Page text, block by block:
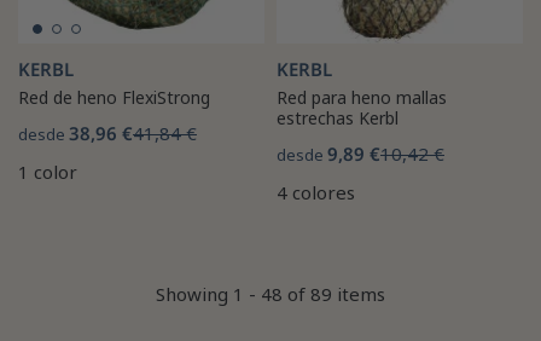
KERBL
Red de heno FlexiStrong
desde 38,96 €41,84 €
1 color
KERBL
Red para heno mallas
estrechas Kerbl
desde 9,89 €10,42 €
4 colores
Showing 1 - 48 of 89 items